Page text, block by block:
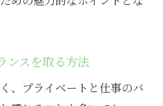
ンスを取る方法
、プライベートと仕事のバ